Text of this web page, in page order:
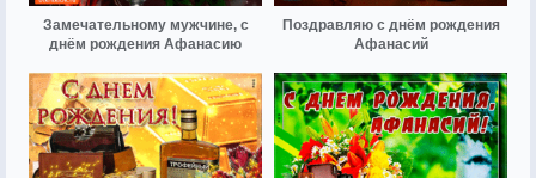
Замечательному мужчине, с
днём рождения Афанасию
Поздравляю с днём рождения
Афанасий